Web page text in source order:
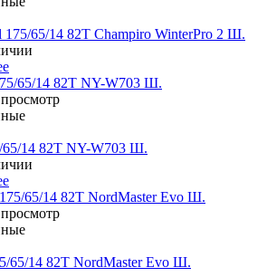
175/65/14 82T Champiro WinterPro 2 Ш.
65/14 82T NY-W703 Ш.
65/14 82T NordMaster Evo Ш.